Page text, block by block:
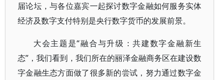
届论坛，与各位嘉宾一起探讨数字金融如何服务实体
经济及数字支付特别是央行数字货币的发展前景。
大会主题是“融合与升级：共建数字金融新生
态”，我们看到，我们所在的丽泽金融商务区在建设数
字金融生态方面做了很多新的尝试，努力通过数字金